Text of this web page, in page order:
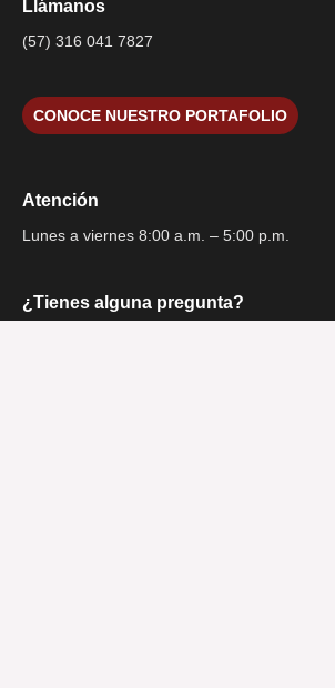
Llámanos
(57) 316 041 7827
CONOCE NUESTRO PORTAFOLIO
Atención
Lunes a viernes 8:00 a.m. – 5:00 p.m.
¿Tienes alguna pregunta?